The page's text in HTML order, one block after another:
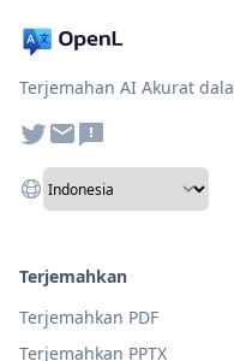
Terjemahan AI Akurat
Terjemahkan
Terjemahkan PDF
Terjemahkan PPTX